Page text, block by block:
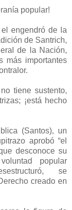
popular!
engendró de la
de Santrich,
de la Nación,
más importantes
tiene sustento,
¡está hecho
(Santos), un
aprobó “el
desconoce su
popular
se
creado en